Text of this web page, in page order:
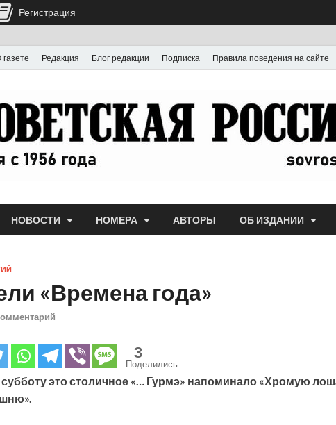
газете Редакция Блог редакции Подписка Правила поведения на сайте
НОВОСТИ НОМЕРА АВТОРЫ ОБ ИЗДАНИИ
«Времена года»
3
Поделились
это столичное «… Гурмэ» напоминало «Хромую
Регистрация